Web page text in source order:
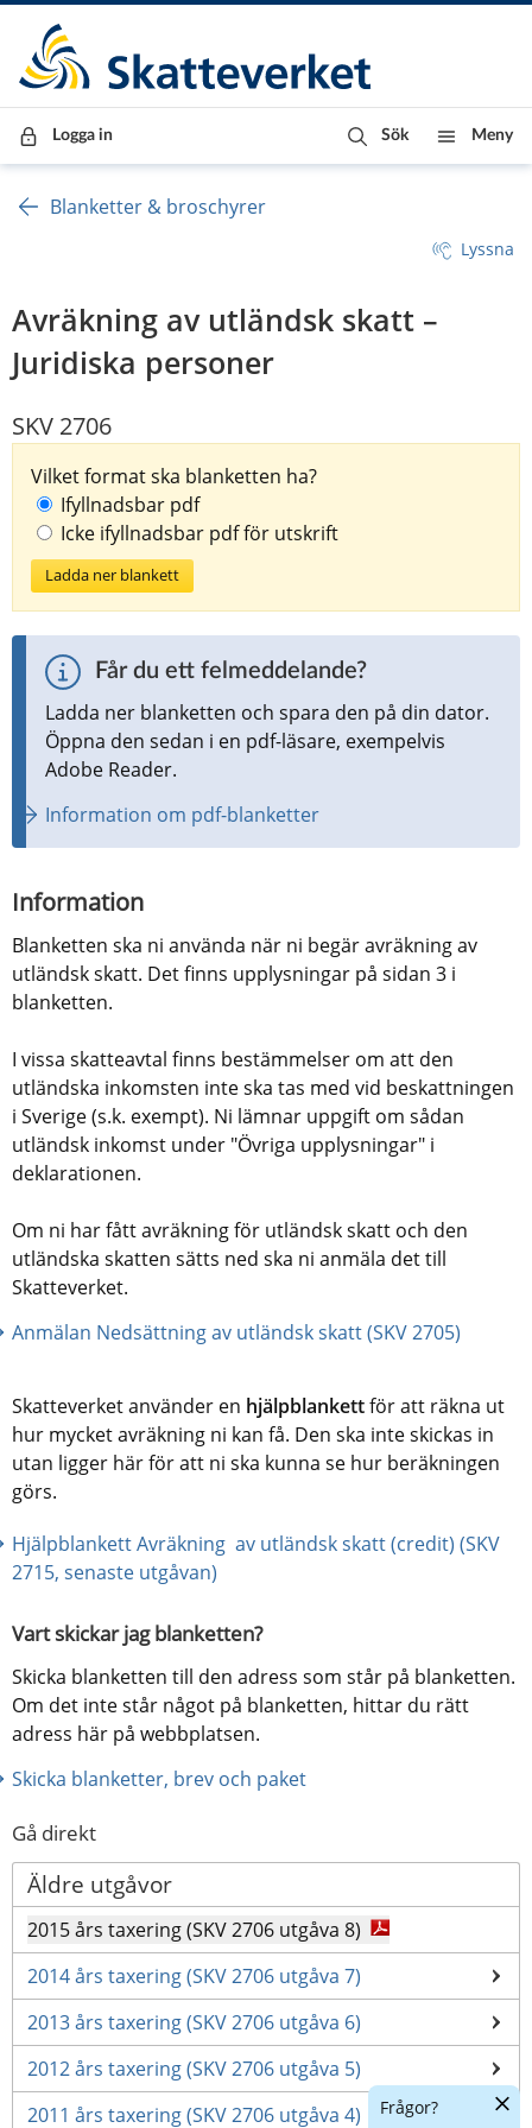
Till innehåll
Till navigationen
Till chattrobot
Logga in Sök Meny
Blanketter & broschyrer
Lyssna
Avräkning av utländsk skatt –
Juridiska personer
SKV 2706
Vilket format ska blanketten ha?
Ifyllnadsbar pdf
Icke ifyllnadsbar pdf för utskrift
Ladda ner blankett
Får du ett felmeddelande?
Ladda ner blanketten och spara den på din dator.
Öppna den sedan i en pdf-läsare, exempelvis
Adobe Reader.
Information om pdf-blanketter
Information
Blanketten ska ni använda när ni begär avräkning av
utländsk skatt. Det finns upplysningar på sidan 3 i
blanketten.
I vissa skatteavtal finns bestämmelser om att den
utländska inkomsten inte ska tas med vid beskattningen
i Sverige (s.k. exempt). Ni lämnar uppgift om sådan
utländsk inkomst under "Övriga upplysningar" i
deklarationen.
Om ni har fått avräkning för utländsk skatt och den
utländska skatten sätts ned ska ni anmäla det till
Skatteverket.
Anmälan Nedsättning av utländsk skatt (SKV 2705)
Skatteverket använder en hjälpblankett för att räkna ut
hur mycket avräkning ni kan få. Den ska inte skickas in
utan ligger här för att ni ska kunna se hur beräkningen
görs.
Hjälpblankett Avräkning  av utländsk skatt (credit) (SKV
2715, senaste utgåvan)
Vart skickar jag blanketten?
Skicka blanketten till den adress som står på blanketten.
Om det inte står något på blanketten, hittar du rätt
adress här på webbplatsen.
Skicka blanketter, brev och paket
Gå direkt
Äldre utgåvor
2015 års taxering (SKV 2706 utgåva 8)
2014 års taxering (SKV 2706 utgåva 7)
2013 års taxering (SKV 2706 utgåva 6)
2012 års taxering (SKV 2706 utgåva 5)
2011 års taxering (SKV 2706 utgåva 4)
Frågor?
Dölj